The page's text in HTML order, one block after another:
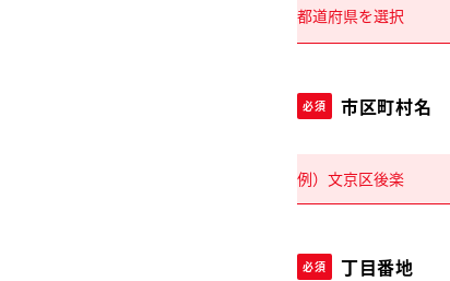
必須 市区町村名
必須 丁目番地